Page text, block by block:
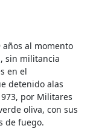
al momento
sin militancia
en el
detenido alas
por Militares
oliva, con sus
de fuego.